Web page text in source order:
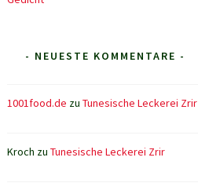
- NEUESTE KOMMENTARE -
1001food.de zu Tunesische Leckerei Zrir
Kroch zu Tunesische Leckerei Zrir